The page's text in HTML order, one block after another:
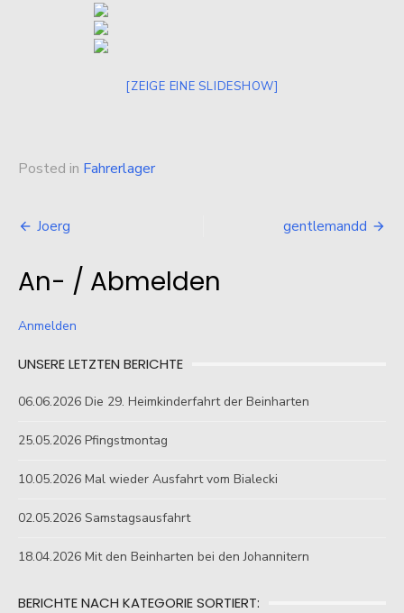
[ZEIGE EINE SLIDESHOW]
Posted in Fahrerlager
Beitragsnavigation
Joerg gentlemandd
An- / Abmelden
Anmelden
UNSERE LETZTEN BERICHTE
06.06.2026 Die 29. Heimkinderfahrt der Beinharten
25.05.2026 Pfingstmontag
10.05.2026 Mal wieder Ausfahrt vom Bialecki
02.05.2026 Samstagsausfahrt
18.04.2026 Mit den Beinharten bei den Johannitern
BERICHTE NACH KATEGORIE SORTIERT: